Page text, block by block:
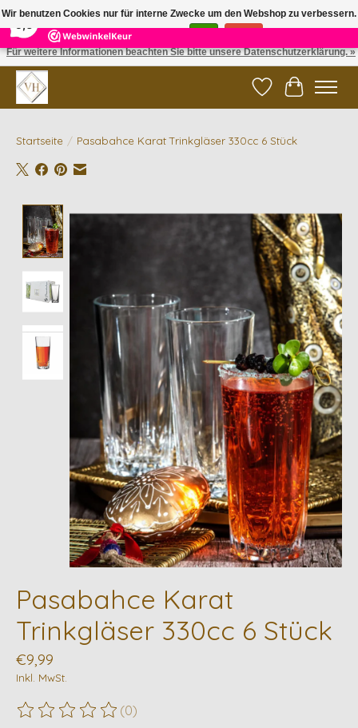
5 Reviews ×
✓ Gratis verzending vanaf €200 | ✓ 14 dagen retourneren
Wunschzettel
Ihr
Startseite / Pasabahce Karat Trinkgläser 330cc 6 Stück
Product image slideshow Items
Pasabahce Karat
Trinkgläser 330cc 6 Stück
€9,99
Inkl. MwSt.
Die Bewertung dieses Produkts ist
(0)
Wir benutzen Cookies nur für interne Zwecke um den Webshop zu verbessern.
Ist das in Ordnung?
Für weitere Informationen beachten Sie bitte unsere Datenschutzerklärung. »